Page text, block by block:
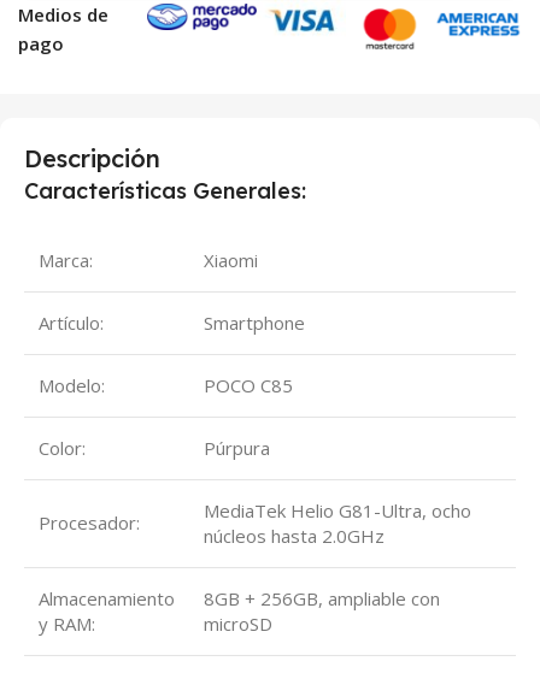
Medios de
pago
Descripción
Características Generales:
Marca: Xiaomi
Artículo: Smartphone
Modelo: POCO C85
Color: Púrpura
Procesador:
MediaTek Helio G81-Ultra, ocho
núcleos hasta 2.0GHz
Almacenamiento
y RAM:
8GB + 256GB, ampliable con
microSD